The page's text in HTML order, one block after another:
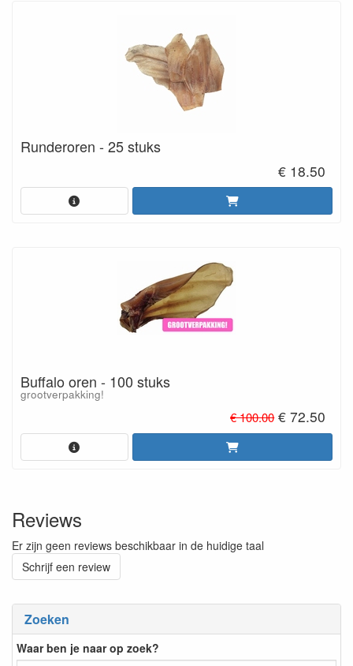
Zoeken
Waar ben je naar op zoek?
Runderoren - 25 stuks
€ 18.50
Buffalo oren - 100 stuks
grootverpakking!
€ 100.00€ 72.50
Reviews
Er zijn geen reviews beschikbaar in de huidige taal
Schrijf een review